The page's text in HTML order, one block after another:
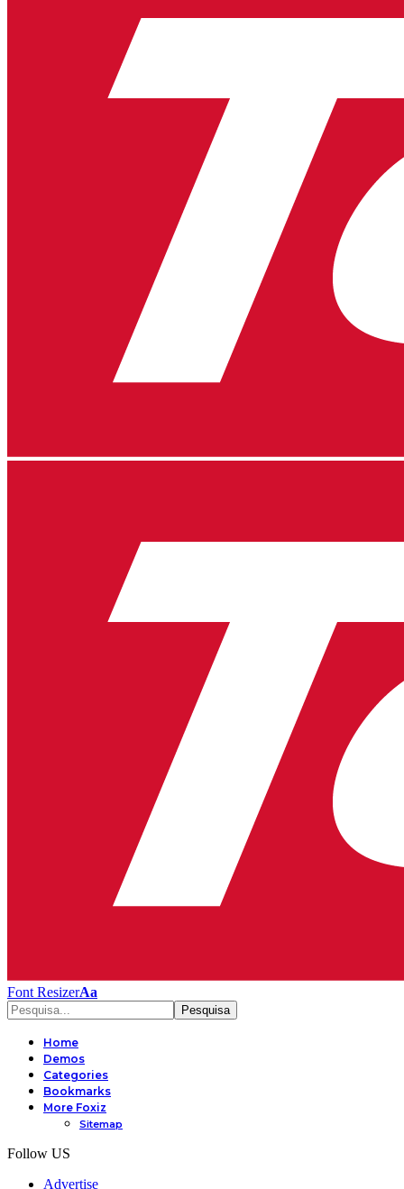
Font ResizerAa
Home
Demos
Categories
Bookmarks
More Foxiz
Sitemap
Follow US
Advertise